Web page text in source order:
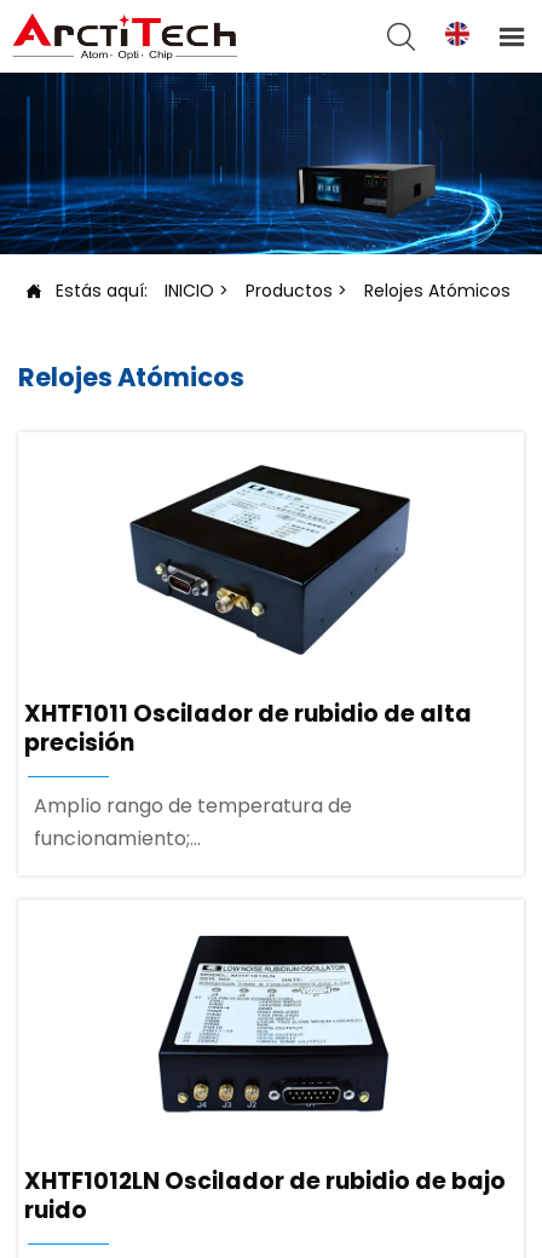
 
 Estás aquí: INICIO > Productos > Relojes Atómicos
Relojes Atómicos
XHTF1011 Oscilador de rubidio de alta
precisión
Amplio rango de temperatura de
funcionamiento;
XHTF1012LN Oscilador de rubidio de bajo
ruido